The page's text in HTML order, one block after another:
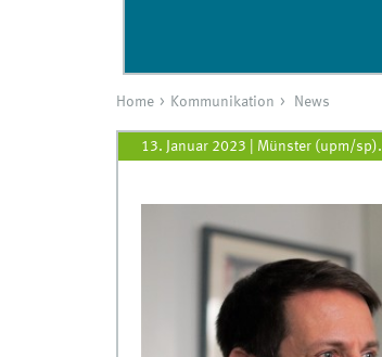
Home Kommunikation News
13. Januar 2023 Münster (upm/sp).